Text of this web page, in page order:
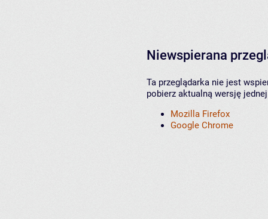
Niewspierana
Ta przeglądarka nie jest
pobierz aktualną wersję
Mozilla Firefox
Google Chrome